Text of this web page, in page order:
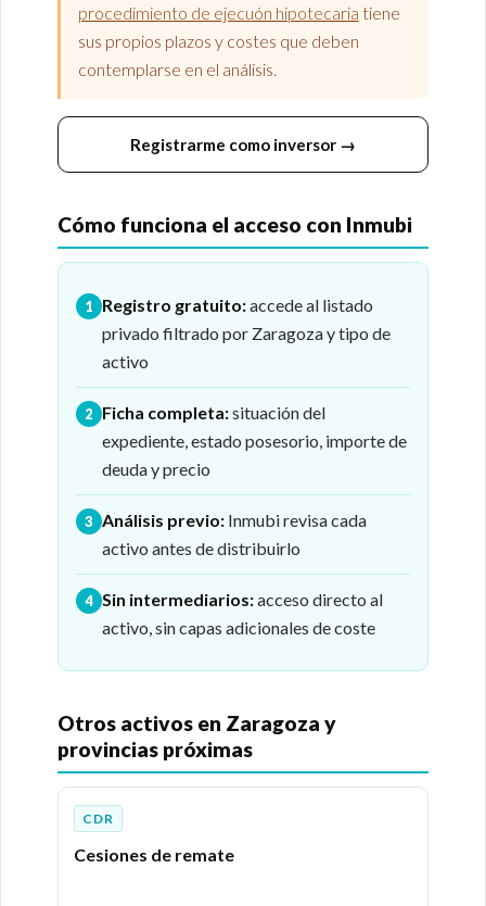
procedimiento de ejecuón hipotecaria tiene
sus propios plazos y costes que deben
contemplarse en el análisis.
Registrarme como inversor →
Cómo funciona el acceso con Inmubi
1 Registro gratuito:accede al listado
privado filtrado por Zaragoza y tipo de
activo
2 Ficha completa:situación del
expediente, estado posesorio, importe de
deuda y precio
3 Análisis previo:Inmubi revisa cada
activo antes de distribuirlo
4 Sin intermediarios:acceso directo al
activo, sin capas adicionales de coste
Otros activos en Zaragoza y
provincias próximas
CDR
Cesiones de remate